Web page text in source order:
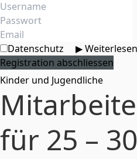
▶ Weiterlesen
Kinder und Jugendliche
für 25 –